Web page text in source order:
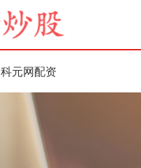
科元网配资